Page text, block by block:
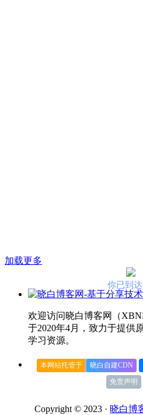
加载更多
你已到
欢迎访问晓白博客网（
于2020年4月，致力于提供
学习资源。
本网站托管于 晓白自建CDN
免责声明
Copyright © 2023 · 晓白博